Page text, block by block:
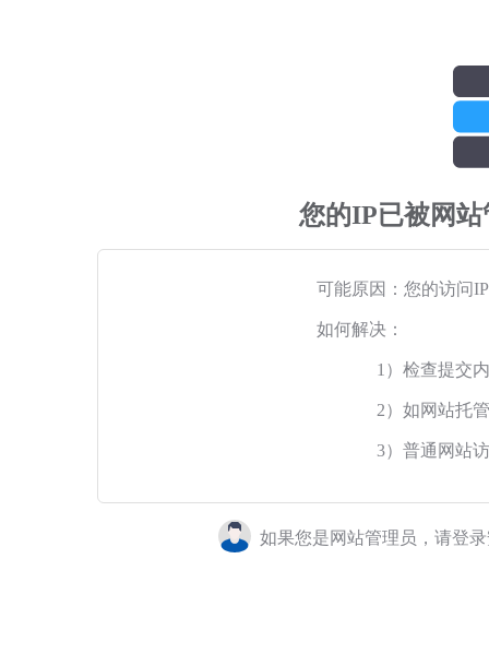
您的IP已被网
可能原因：您的访问
如何解决：
1）检查提交
2）如网站托
3）普通网站
如果您是网站管理员，请登